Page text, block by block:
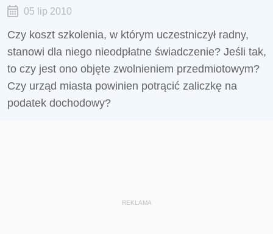
05 lip 2010
Czy koszt szkolenia, w którym uczestniczył radny,
stanowi dla niego nieodpłatne świadczenie? Jeśli tak,
to czy jest ono objęte zwolnieniem przedmiotowym?
Czy urząd miasta powinien potrącić zaliczkę na
podatek dochodowy?
REKLAMA